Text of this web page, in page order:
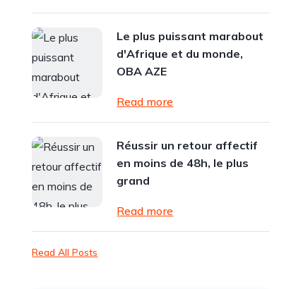
Le plus puissant marabout
d'Afrique et du monde,
OBA AZE
Read more
Réussir un retour affectif
en moins de 48h, le plus
grand
Read more
Read All Posts